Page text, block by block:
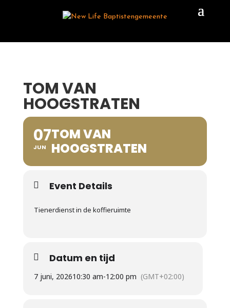
TOM VAN
HOOGSTRATEN
07
JUN
TOM VAN
HOOGSTRATEN
Event Details
Tienerdienst in de koffieruimte
Datum en tijd
7 juni, 202610:30 am-12:00 pm (GMT+02:00)